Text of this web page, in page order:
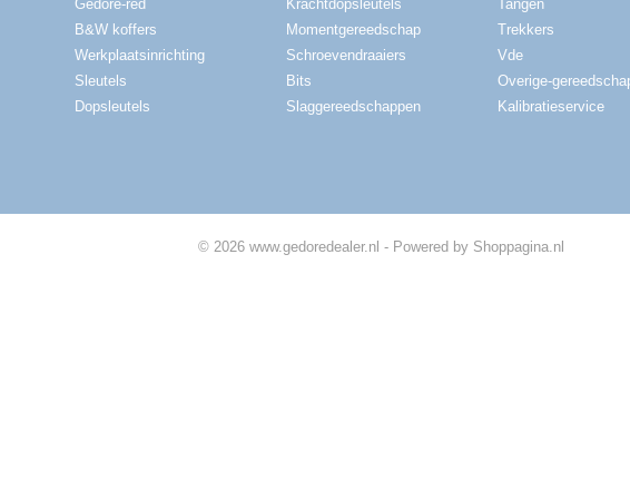
Gedore-red
B&W koffers
Werkplaatsinrichting
Sleutels
Dopsleutels
Krachtdopsleutels
Momentgereedschap
Schroevendraaiers
Bits
Slaggereedschappen
Tangen
Trekkers
Vde
Overige-
Kalibratieservice
© 2026 www.gedoredealer.nl - Powered by Shoppagina.nl